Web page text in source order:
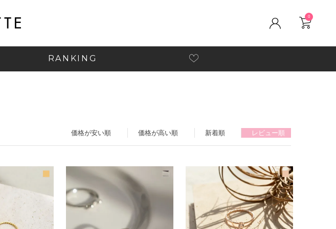
0
RANKING
価格が安い順 価格が高い順 新着順 レビュー順